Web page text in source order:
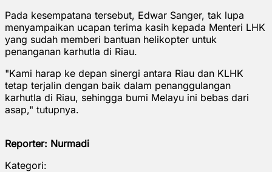
Pada kesempatana tersebut, Edwar Sanger, tak lupa
menyampaikan ucapan terima kasih kepada Menteri LHK
yang sudah memberi bantuan helikopter untuk
penanganan karhutla di Riau.
"Kami harap ke depan sinergi antara Riau dan KLHK
tetap terjalin dengan baik dalam penanggulangan
karhutla di Riau, sehingga bumi Melayu ini bebas dari
asap," tutupnya.
Reporter: Nurmadi
Kategori: